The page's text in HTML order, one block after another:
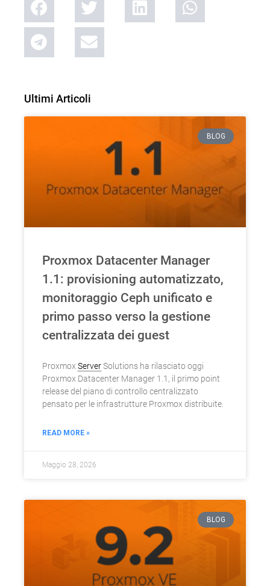
Ultimi Articoli
BLOG
Proxmox Datacenter Manager
1.1: provisioning automatizzato,
monitoraggio Ceph unificato e
primo passo verso la gestione
centralizzata dei guest
Proxmox ServerSolutions ha rilasciato oggi
Proxmox Datacenter Manager 1.1, il primo point
release del piano di controllo centralizzato
pensato per le infrastrutture Proxmox distribuite.
READ MORE »
Maggio 28, 2026
BLOG